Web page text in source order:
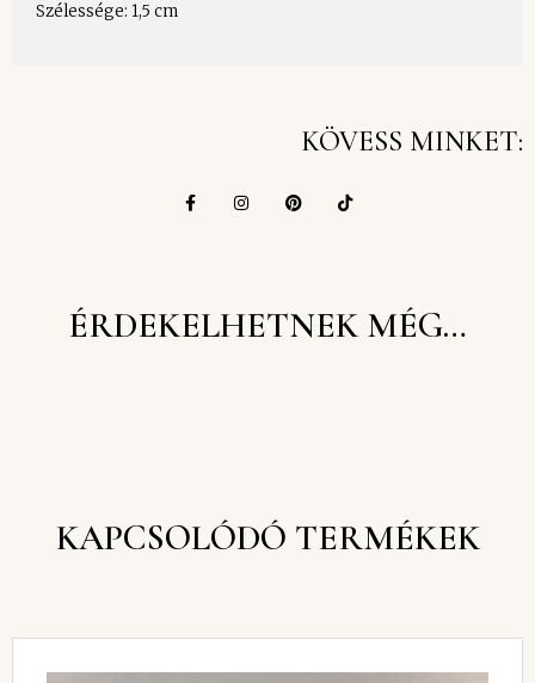
Szélessége: 1,5 cm
KÖVESS MINKET:
ÉRDEKELHETNEK MÉG…
KAPCSOLÓDÓ TERMÉKEK